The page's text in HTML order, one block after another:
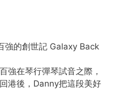
強的創世記 Galaxy Back
強在琴行彈琴試音之際，
港後，Danny把這段美好